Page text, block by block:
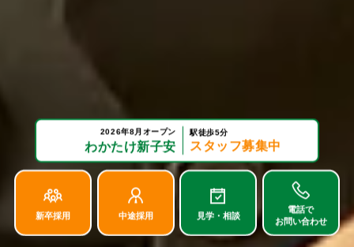
新卒採用 中途採用 見学・相談
電話で
お問い合わせ
2026年8月オープン
わかたけ新子安
駅徒歩5分
スタッフ募集中